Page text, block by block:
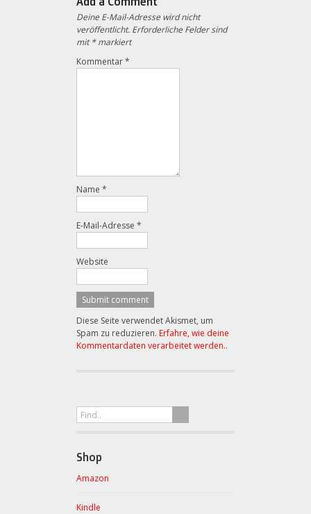
Deine E-Mail-Adresse wird nicht
veröffentlicht. Erforderliche Felder sind
mit*markiert
Kommentar*
Name *
E-Mail-Adresse *
Website
Diese Seite verwendet Akismet, um
Spam zu reduzieren. Erfahre, wie deine
Kommentardaten verarbeitet werden..
Shop
Amazon
Kindle